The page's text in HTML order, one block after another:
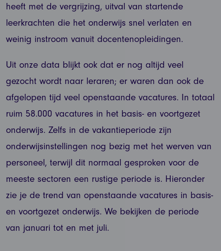
heeft met de vergrijzing, uitval van startende
leerkrachten die het onderwijs snel verlaten en
weinig instroom vanuit docentenopleidingen.
Uit onze data blijkt ook dat er nog altijd veel
gezocht wordt naar leraren; er waren dan ook de
afgelopen tijd veel openstaande vacatures. In totaal
ruim 58.000 vacatures in het basis- en voortgezet
onderwijs. Zelfs in de vakantieperiode zijn
onderwijsinstellingen nog bezig met het werven van
personeel, terwijl dit normaal gesproken voor de
meeste sectoren een rustige periode is. Hieronder
zie je de trend van openstaande vacatures in basis-
en voortgezet onderwijs. We bekijken de periode
van januari tot en met juli.